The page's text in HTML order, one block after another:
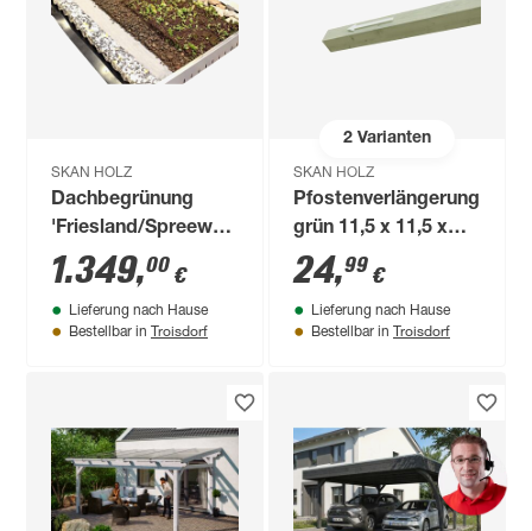
SKAN HOLZ
Dachbegrünung
'Friesland/Spreewald'
308 x 550 cm
1.349,00 €
Lieferung nach Hause
Bestellbar in Troisdorf
2Varianten
SKAN HOLZ
Pfostenverlängerung
grün 11,5 x 11,5 x
300 cm
24,99 €
Lieferung nach Hause
Bestellbar in Troisdorf